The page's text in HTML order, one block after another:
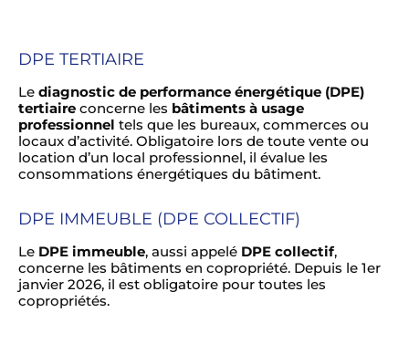
DPE TERTIAIRE
Le diagnostic de performance énergétique (DPE)
tertiaire concerne les bâtiments à usage
professionnel tels que les bureaux, commerces ou
locaux d’activité. Obligatoire lors de toute vente ou
location d’un local professionnel, il évalue les
consommations énergétiques du bâtiment.
DPE IMMEUBLE (DPE COLLECTIF)
Le DPE immeuble, aussi appelé DPE collectif,
concerne les bâtiments en copropriété. Depuis le 1er
janvier 2026, il est obligatoire pour toutes les
copropriétés.